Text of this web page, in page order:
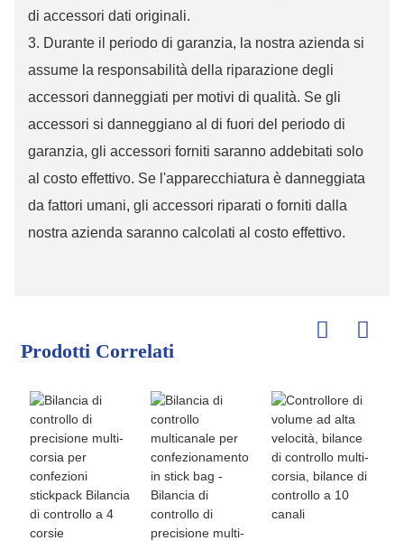
di accessori dati originali.
3. Durante il periodo di garanzia, la nostra azienda si
assume la responsabilità della riparazione degli
accessori danneggiati per motivi di qualità. Se gli
accessori si danneggiano al di fuori del periodo di
garanzia, gli accessori forniti saranno addebitati solo
al costo effettivo. Se l'apparecchiatura è danneggiata
da fattori umani, gli accessori riparati o forniti dalla
nostra azienda saranno calcolati al costo effettivo.
Prodotti Correlati